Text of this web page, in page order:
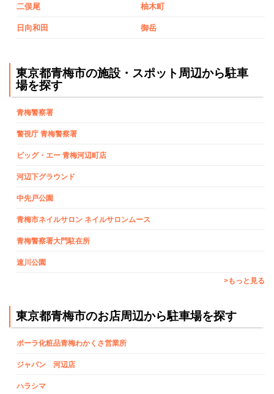
二俣尾 柚木町
日向和田 御岳
東京都青梅市の施設・スポット周辺から駐車
場を探す
青梅警察署
警視庁 青梅警察署
ビッグ・エー 青梅河辺町店
河辺下グラウンド
中先戸公園
青梅市ネイルサロン ネイルサロンムース
青梅警察署大門駐在所
速川公園
>もっと見る
東京都青梅市のお店周辺から駐車場を探す
ポーラ化粧品青梅わかくさ営業所
ジャパン 河辺店
ハラシマ